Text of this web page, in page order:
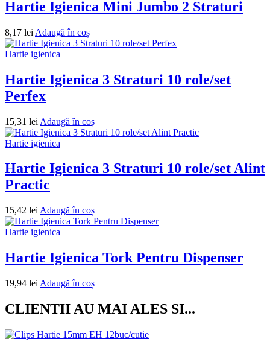
Hartie Igienica Mini Jumbo 2 Straturi
8,17 lei Adaugă în coș
Hartie igienica
Hartie Igienica 3 Straturi 10 role/set
Perfex
15,31 lei Adaugă în coș
Hartie igienica
Hartie Igienica 3 Straturi 10 role/set Alint
Practic
15,42 lei Adaugă în coș
Hartie igienica
Hartie Igienica Tork Pentru Dispenser
19,94 lei Adaugă în coș
CLIENTII AU MAI ALES SI...